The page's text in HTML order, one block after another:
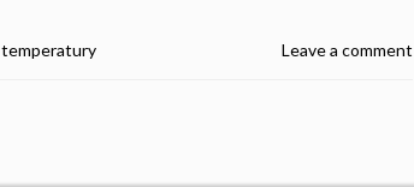
temperatury Leave a comment